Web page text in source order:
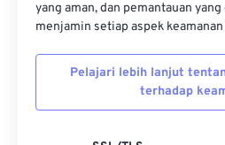
yang aman, dan pemantauan
menjamin setiap aspek keamanan
Pelajari lebih lanjut
terhadap